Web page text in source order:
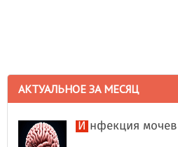
АКТУАЛЬНОЕ ЗА МЕСЯЦ
Инфекция